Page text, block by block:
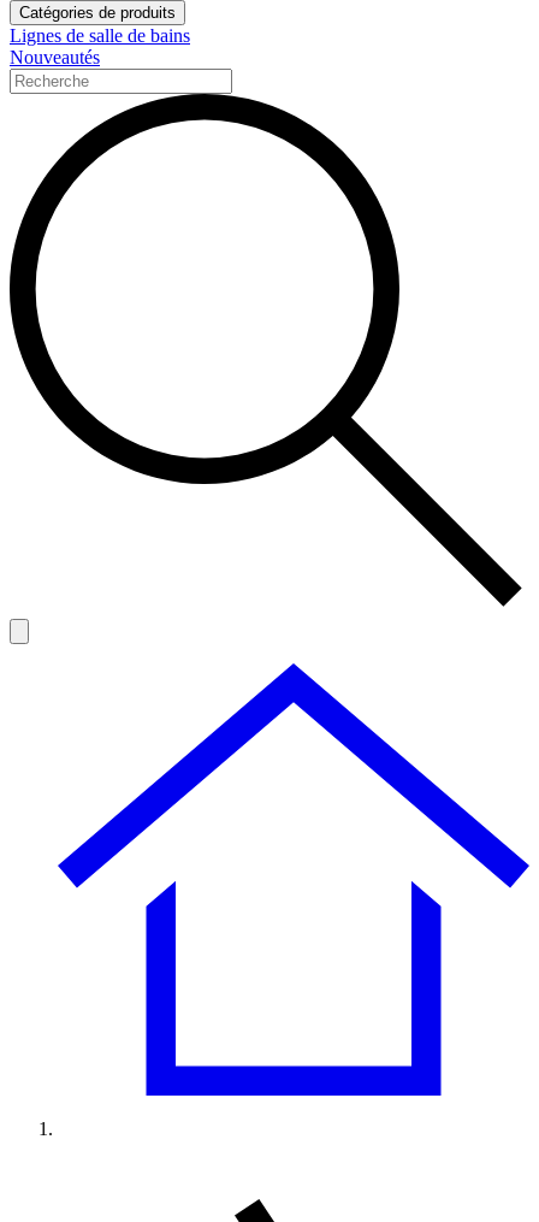
Catégories de produits
Lignes de salle de bains
Nouveautés